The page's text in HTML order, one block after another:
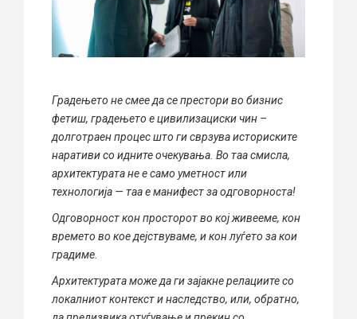
Градењето не смее да се престори во бизнис
фетиш, градењето е цивилизациски чин –
долготраен процес што ги сврзува историските
наративи со идните очекувања. Во таа смисла,
архитектурата не е само уметност или
технологија — таа е манифест за одговорноста!
Одговорност кон просторот во кој живееме, кон
времето во кое дејствуваме, и кон луѓето за кои
градиме.
Архитектурата може да ги зајакне релациите со
локалниот контекст и наследство, или, обратно,